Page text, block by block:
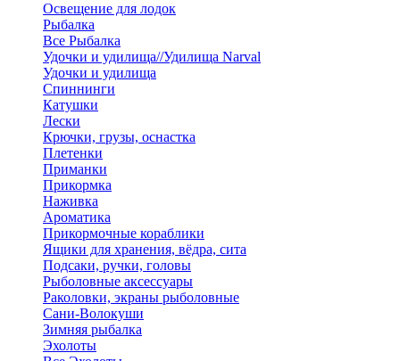
Освещение для лодок
Рыбалка
Все Рыбалка
Удочки и удилища//Удилища Narval
Удочки и удилища
Спиннинги
Катушки
Лески
Крючки, грузы, оснастка
Плетенки
Приманки
Прикормка
Наживка
Ароматика
Прикормочные кораблики
Ящики для хранения, вёдра, сита
Подсаки, ручки, головы
Рыболовные аксессуары
Раколовки, экраны рыболовные
Сани-Волокуши
Зимняя рыбалка
Эхолоты